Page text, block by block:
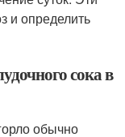
и определить
сока в
обычно